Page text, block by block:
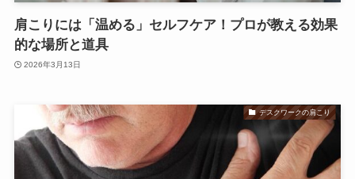
肩こりには「温める」セルフケア！プロが教える効果
的な場所と道具
2026年3月13日
デスクワークの肩こり